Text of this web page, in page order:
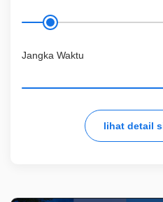
Jangka Waktu
lihat detail